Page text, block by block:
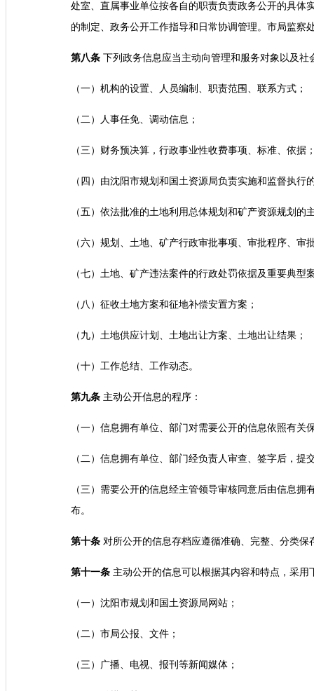
处室、直属事业单位按各自的职责负责政务公开的具体
的制定、政务公开工作指导和日常协调管理。市局监察
第八条 下列政务信息应当主动向管理和服务对象以及社
（一）机构的设置、人员编制、职责范围、联系方式；
（二）人事任免、调动信息；
（三）财务预决算，行政事业性收费事项、标准、依据
（四）由沈阳市规划和国土资源局负责实施和监督执行
（五）依法批准的土地利用总体规划和矿产资源规划的
（六）规划、土地、矿产行政审批事项、审批程序、审
（七）土地、矿产违法案件的行政处罚依据及重要典型
（八）征收土地方案和征地补偿安置方案；
（九）土地供应计划、土地出让方案、土地出让结果；
（十）工作总结、工作动态。
第九条 主动公开信息的程序：
（一）信息拥有单位、部门对需要公开的信息依照有关
（二）信息拥有单位、部门经负责人审查、签字后，提
（三）需要公开的信息经主管领导审核同意后由信息
布。
第十条 对所公开的信息存档应遵循准确、完整、分类保
第十一条 主动公开的信息可以根据其内容和特点，采用
（一）沈阳市规划和国土资源局网站；
（二）市局公报、文件；
（三）广播、电视、报刊等新闻媒体；